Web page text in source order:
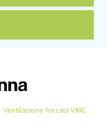
Ventilazione forzata VMC,